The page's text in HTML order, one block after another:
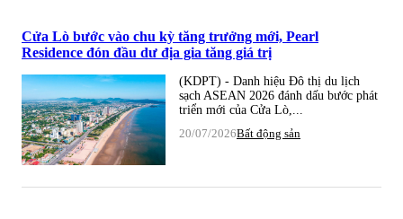
Cửa Lò bước vào chu kỳ tăng trưởng mới, Pearl
Residence đón đầu dư địa gia tăng giá trị
(KDPT) - Danh hiệu Đô thị du lịch
sạch ASEAN 2026 đánh dấu bước phát
triển mới của Cửa Lò,...
20/07/2026Bất động sản